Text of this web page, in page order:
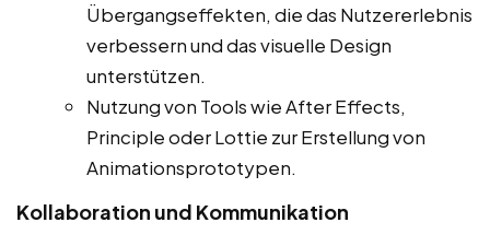
Übergangseffekten, die das Nutzererlebnis
verbessern und das visuelle Design
unterstützen.
Nutzung von Tools wie After Effects,
Principle oder Lottie zur Erstellung von
Animationsprototypen.
Kollaboration und Kommunikation